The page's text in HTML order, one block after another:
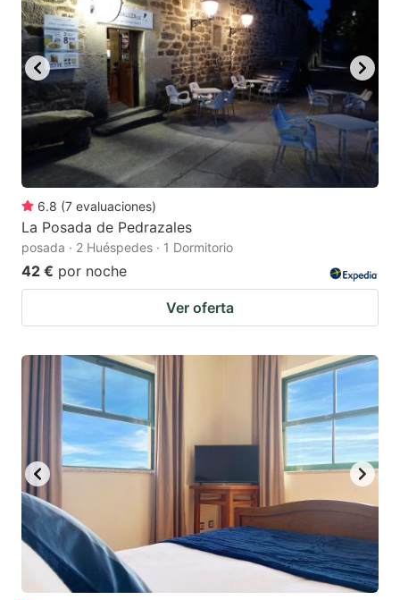
6.8 (7 evaluaciones)
La Posada de Pedrazales
posada · 2 Huéspedes · 1 Dormitorio
42 € por noche
Ver oferta